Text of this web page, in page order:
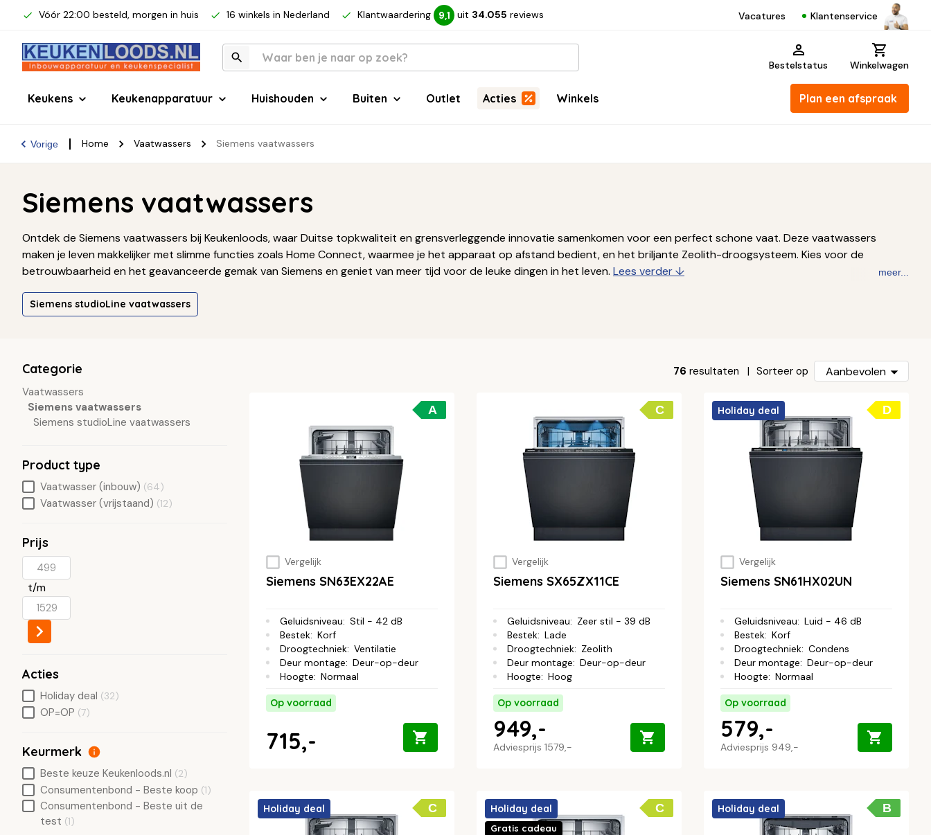
Vóór 22:00 besteld, morgen in huis 16 winkels in Nederland Klantwaardering 9,1 uit 34.055 reviews Vacatures Klantenservice
Bestelstatus Winkelwagen
Keukens Keukenapparatuur Huishouden Buiten Outlet Acties Winkels Plan een afspraak
Vorige Home Vaatwassers Siemens vaatwassers
Siemens vaatwassers
Ontdek de Siemens vaatwassers bij Keukenloods, waar Duitse topkwaliteit en grensverleggende innovatie samenkomen voor een perfect schone vaat. Deze vaatwassers
maken je leven makkelijker met slimme functies zoals Home Connect, waarmee je het apparaat op afstand bedient, en het briljante Zeolith-droogsysteem. Kies voor de
betrouwbaarheid en het geavanceerde gemak van Siemens en geniet van meer tijd voor de leuke dingen in het leven. Lees verder ↓ meer...
Siemens studioLine vaatwassers
76 resultaten Sorteer op Aanbevolen
A
Vergelijk
Siemens SN63EX22AE
Geluidsniveau: Stil - 42 dB
Bestek: Korf
Droogtechniek: Ventilatie
Deur montage: Deur-op-deur
Hoogte: Normaal
Op voorraad
715,-
C
Vergelijk
Siemens SX65ZX11CE
Geluidsniveau: Zeer stil - 39 dB
Bestek: Lade
Droogtechniek: Zeolith
Deur montage: Deur-op-deur
Hoogte: Hoog
Op voorraad
Adviesprijs 1579,-
949,-
D
Holiday deal
Vergelijk
Siemens SN61HX02UN
Geluidsniveau: Luid - 46 dB
Bestek: Korf
Droogtechniek: Condens
Deur montage: Deur-op-deur
Hoogte: Normaal
Op voorraad
Adviesprijs 949,-
579,-
C
Holiday deal C
Holiday deal
Gratis cadeau
B
Holiday deal
Categorie
Vaatwassers
Siemens vaatwassers
Siemens studioLine vaatwassers
Product type
Vaatwasser (inbouw) (64)
Vaatwasser (vrijstaand) (12)
Prijs
t/m
Acties
Holiday deal (32)
OP=OP (7)
Keurmerk
Beste keuze Keukenloods.nl (2)
Consumentenbond - Beste koop (1)
Consumentenbond - Beste uit de
test (1)